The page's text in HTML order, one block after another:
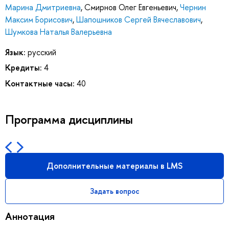
Марина Дмитриевна,Смирнов Олег Евгеньевич,Чернин
Максим Борисович,Шапошников Сергей Вячеславович,
Шумкова Наталья Валерьевна
Язык: русский
Кредиты: 4
Контактные часы: 40
Программа дисциплины
Дополнительные материалы в LMS
Задать вопрос
Аннотация